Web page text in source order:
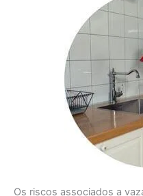
Os riscos associados a